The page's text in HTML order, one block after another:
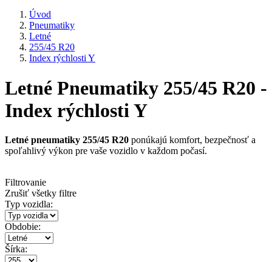
Úvod
Pneumatiky
Letné
255/45 R20
Index rýchlosti Y
Letné Pneumatiky 255/45 R20 -
Index rýchlosti Y
Letné pneumatiky 255/45 R20 ponúkajú komfort, bezpečnosť a
spoľahlivý výkon pre vaše vozidlo v každom počasí.
Filtrovanie
Zrušiť všetky filtre
Typ vozidla:
Obdobie:
Šírka: